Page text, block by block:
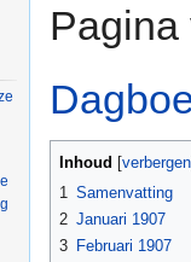
Pagina
Inhoud [verbergen
1 Samenvatting
2 Januari 1907
3 Februari 1907